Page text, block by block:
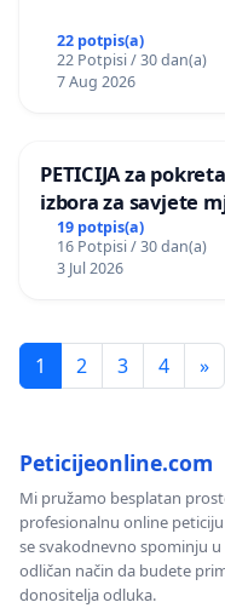
22 potpis(a)
22 Potpisi / 30 dan(a)
7 Aug 2026
PETICIJA za
izbora za savjete
Bugojno
19 potpis(a)
16 Potpisi / 30 dan(a)
3 Jul 2026
1 2 3 4 »
Peticijeonline.com
Mi pružamo besplatan
profesionalnu online
se svakodnevno spominju
odličan način da budete
donositelja odluka.